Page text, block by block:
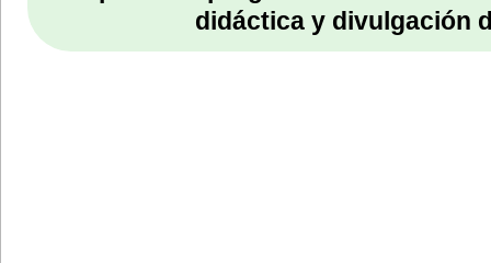
didáctica y divulgación